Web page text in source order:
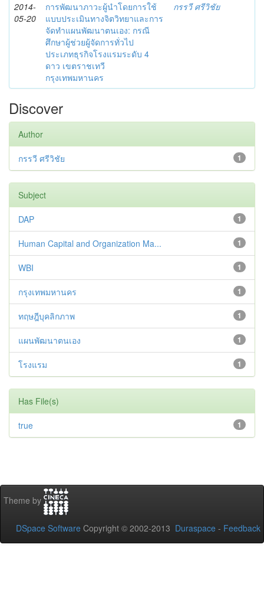
2014-
05-20
การพัฒนาภาวะผู้นำโดยการใช้
แบบประเมินทางจิตวิทยาและการ
จัดทำแผนพัฒนาตนเอง: กรณี
ศึกษาผู้ช่วยผู้จัดการทั่วไป
ประเภทธุรกิจโรงแรมระดับ 4
ดาว เขตราชเทวี
กรุงเทพมหานคร
กรรวี ศรีวิชัย
Discover
Author
1
กรรวี ศรีวิชัย
Subject
1
DAP
1
Human Capital and Organization Ma...
1
WBI
1
กรุงเทพมหานคร
1
ทฤษฎีบุคลิกภาพ
1
แผนพัฒนาตนเอง
1
โรงแรม
Has File(s)
1
true
Theme by
DSpace Software Copyright © 2002-2013 Duraspace - Feedback